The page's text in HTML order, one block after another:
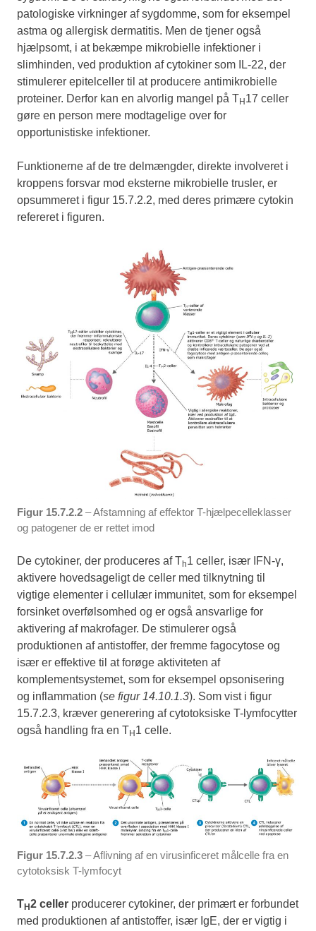
patologiske virkninger af sygdomme, som for eksempel
astma og allergisk dermatitis. Men de tjener også
hjælpsomt, i at bekæmpe mikrobielle infektioner i
slimhinden, ved produktion af cytokiner som IL-22, der
stimulerer epitelceller til at producere antimikrobielle
proteiner. Derfor kan en alvorlig mangel på TH 17 celler
gøre en person mere modtagelige over for
opportunistiske infektioner.
Funktionerne af de tre delmængder, direkte involveret i
kroppens forsvar mod eksterne mikrobielle trusler, er
opsummeret i figur 15.7.2.2, med deres primære cytokin
refereret i figuren.
Figur 15.7.2.2 – Afstamning af effektor T-hjælpecelleklasser
og patogener de er rettet imod
De cytokiner, der produceres af Th1 celler, især IFN-γ,
aktivere hovedsageligt de celler med tilknytning til
vigtige elementer i cellulær immunitet, som for eksempel
forsinket overfølsomhed og er også ansvarlige for
aktivering af makrofager. De stimulerer også
produktionen af antistoffer, der fremme fagocytose og
især er effektive til at forøge aktiviteten af
komplementsystemet, som for eksempel opsonisering
og inflammation (se figur 14.10.1.3). Som vist i figur
15.7.2.3, kræver generering af cytotoksiske T-lymfocytter
også handling fra en TH1 celle.
Figur 15.7.2.3 – Aflivning af en virusinficeret målcelle fra en
cytotoksisk T-lymfocyt
TH 2 celler producerer cytokiner, der primært er forbundet
med produktionen af antistoffer, især IgE, der er vigtig i